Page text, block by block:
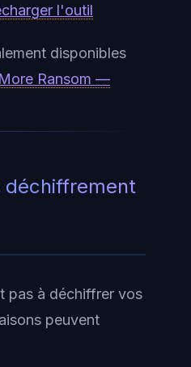
l'outil
disponibles
Ransom —
déchiffrement
pas à déchiffrer vos
peuvent